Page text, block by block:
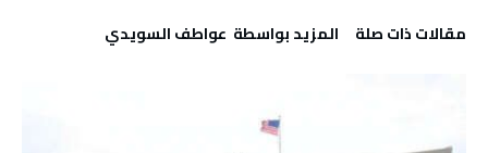
‫مقالات ذات صلة‬ ‫‫المزيد بواسطة‬ ‬ عواطف‭ ‬السويدي